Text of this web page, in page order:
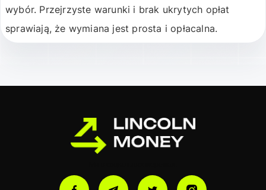
wybór. Przejrzyste warunki i brak ukrytych opłat
sprawiają, że wymiana jest prosta i opłacalna.